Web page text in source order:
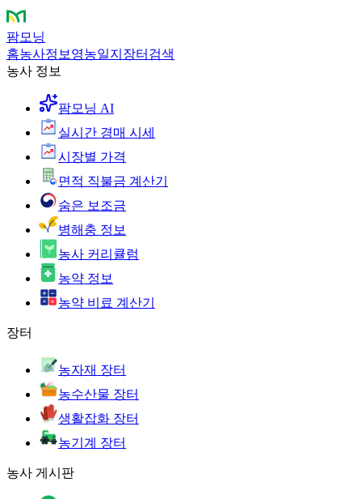
팜모닝
홈농사정보 영농일지 장터 검색
농사 정보
팜모닝 AI
실시간 경매 시세
시장별 가격
면적 직불금 계산기
숨은 보조금
병해충 정보
농사 커리큘럼
농약 정보
농약 비료 계산기
장터
농자재 장터
농수산물 장터
생활잡화 장터
농기계 장터
농사 게시판